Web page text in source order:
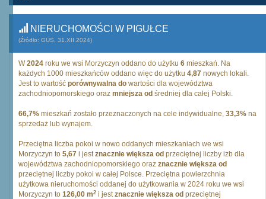
NIERUCHOMOŚCI W PIGUŁCE
(Źródło: GUS, 31.XII.2024)
W2024 roku we wsi Morzyczyn oddano do użytku 6 mieszkań. Na
każdych 1000 mieszkańców oddano więc do użytku 4,87 nowych lokali.
Jest to wartość porównywalna do wartości dla województwa
zachodniopomorskiego oraz mniejsza od średniej dla całej Polski.
66,7% mieszkań zostało przeznaczonych na cele indywidualne, 33,3% na
sprzedaż lub wynajem.
Przeciętna liczba pokoi w nowo oddanych mieszkaniach we wsi
Morzyczyn to 5,67 i jestznacznie większa od przeciętnej liczby izb dla
województwa zachodniopomorskiego oraz znacznie większa od
przeciętnej liczby pokoi w całej Polsce. Przeciętna powierzchnia
użytkowa nieruchomości oddanej do użytkowania w 2024 roku we wsi
Morzyczyn to 126,00 m2 i jestznacznie większa od przeciętnej